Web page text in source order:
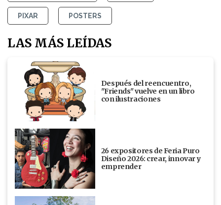
PIXAR POSTERS
LAS MÁS LEÍDAS
Después del reencuentro,
"Friends" vuelve en un libro
con ilustraciones
26 expositores de Feria Puro
Diseño 2026: crear, innovar y
emprender